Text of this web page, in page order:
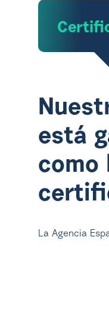
está
como
La Agencia